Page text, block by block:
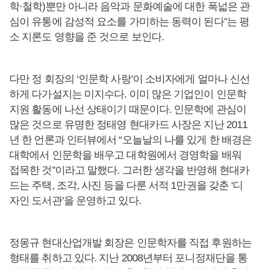
학·철학)뿐만 아니라 음악과 문화예술에 대한 폭넓은 관
심이 유통에 감성적 요소를 가미하는 동력이 된다”는 평
소 지론도 영향을 준 것으로 보인다.
다만 정 회장의 ‘인문학 사랑’이 소비자에게 얼마나 신선
하게 다가설지는 미지수다. 이미 많은 기업인이 인문학
지원 활동에 나선 상태이기 때문이다. 인문학에 관심이
많은 것으로 유명한 정태영 현대카드 사장은 지난 2011
년 한 언론과 인터뷰에서 “오늘날의 나를 있게 한 배경은
대학에서 인문학을 배우고 대학원에서 경영학을 배워
접목한 것”이라고 말했다. 그러한 생각을 반영해 현대카
드는 주택, 조각, 사진 등을 다룬 서적 1만권을 갖춘 ‘디
자인 도서관’을 운영하고 있다.
정몽규 현대산업개발 회장은 인문학자를 직접 후원하는
형태를 취하고 있다. 지난 2008년부터 포니정재단을 통